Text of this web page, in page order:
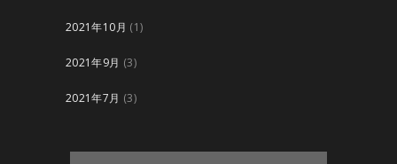
2021年10月 (1)
2021年9月 (3)
2021年7月 (3)